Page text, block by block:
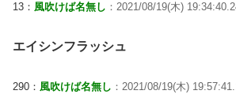
13： 風吹けば名無し ：2021/08/19(木)
エイシンフラッシュ
290： 風吹けば名無し ：2021/08/19(木)